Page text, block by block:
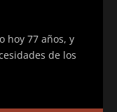
hoy 77 años, y
de los